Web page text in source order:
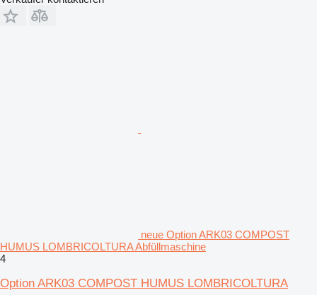
neue Option ARK03 COMPOST
HUMUS LOMBRICOLTURA Abfüllmaschine
4
Option ARK03 COMPOST HUMUS LOMBRICOLTURA